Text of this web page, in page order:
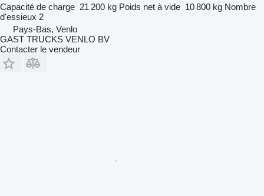
Capacité de charge 21 200 kg Poids net à vide 10 800 kg Nombre
d'essieux 2
Pays-Bas, Venlo
GAST TRUCKS VENLO BV
Contacter le vendeur